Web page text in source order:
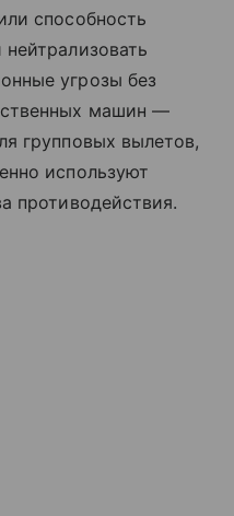
способность
угрозы без
машин —
групповых вылетов,
используют
противодействия.